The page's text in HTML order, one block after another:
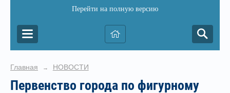
Перейти на полную версию
Главная → НОВОСТИ
Первенство города по фигурному